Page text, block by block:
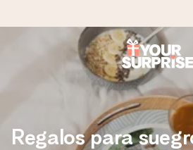
Pide hoy y se envía en 1 día
Preparamos tu regalo con cuidado y
para que lo entregues en el
importa.
Regalos para